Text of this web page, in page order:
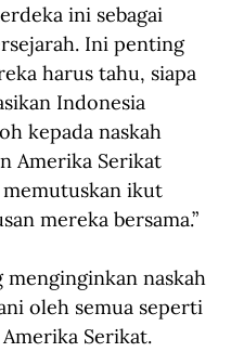
ini sebagai
Ini penting
harus tahu, siapa
Indonesia
kepada naskah
Amerika Serikat
memutuskan ikut
mereka bersama.”
menginginkan naskah
oleh semua seperti
Serikat.